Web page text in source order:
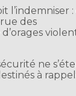
l’indemniser :
des
ne
à